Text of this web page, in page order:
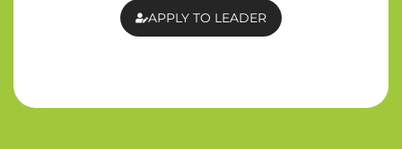
APPLY TO LEADER